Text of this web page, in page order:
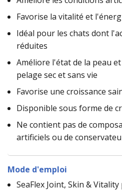
Favorise la vitalité et
Idéal pour les chats dont
réduites
Améliore l'état de la peau
pelage sec et sans vie
Favorise une croissance
Disponible sous forme de
Ne contient pas de
artificiels ou de
Mode d'emploi
SeaFlex Joint, Skin &